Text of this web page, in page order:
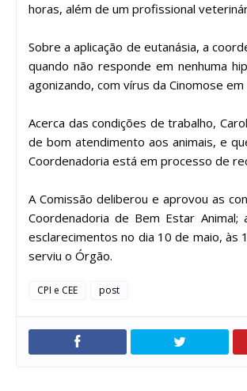
horas, além de um profissional
Sobre a aplicação de eutanásia, a
quando não responde em nenhuma
agonizando, com vírus da Cinomose
Acerca das condições de trabalho,
de bom atendimento aos animais, e
Coordenadoria está em processo de
A Comissão deliberou e aprovou as
Coordenadoria de Bem Estar
esclarecimentos no dia 10 de maio, às
serviu o Órgão.
CPI e CEE post